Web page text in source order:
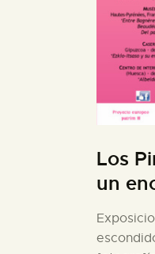
Los
un